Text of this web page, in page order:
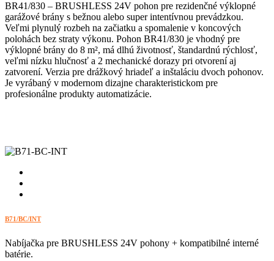
BR41/830 – BRUSHLESS 24V pohon pre rezidenčné výklopné
garážové brány s bežnou alebo super intentívnou prevádzkou.
Veľmi plynulý rozbeh na začiatku a spomalenie v koncových
polohách bez straty výkonu. Pohon BR41/830 je vhodný pre
výklopné brány do 8 m², má dlhú životnosť, štandardnú rýchlosť,
veľmi nízku hlučnosť a 2 mechanické dorazy pri otvorení aj
zatvorení. Verzia pre drážkový hriadeľ a inštaláciu dvoch pohonov.
Je vyrábaný v modernom dizajne charakteristickom pre
profesionálne produkty automatizácie.
B71/BC/INT
Nabíjačka pre BRUSHLESS 24V pohony + kompatibilné interné
batérie.